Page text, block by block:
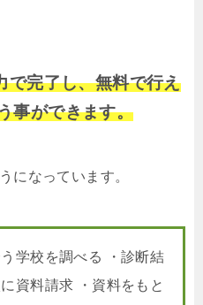
で完了し、無料で行え
事ができます。
になっています。
学校を調べる ・診断結
資料請求 ・資料をもと